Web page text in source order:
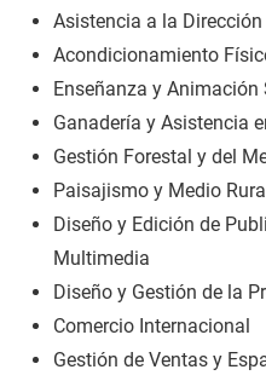
Asistencia a la Dirección
Acondicionamiento
Enseñanza y Animación
Ganadería y Asistencia
Gestión Forestal y del
Paisajismo y Medio
Diseño y Edición de
Multimedia
Diseño y Gestión de la
Comercio Internacional
Gestión de Ventas y